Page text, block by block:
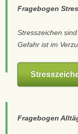
Fragebogen
Stresszeichen
Gefahr ist im
Fragebogen